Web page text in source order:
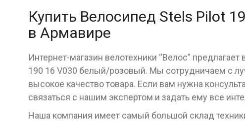
Купить Велосипед Stels Pilot
в Армавире
Интернет-магазин велотехники “Велос”
190 16 V030 белый/розовый. Мы сотрудничаем с
высокое качество товара. Если вам нужна
связаться с нашим экспертом и задать ему все
Наша компания имеет самый большой склад